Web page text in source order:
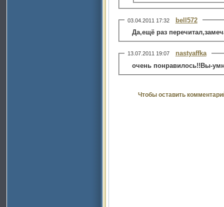
03.04.2011 17:32
bell572
Да,ещё раз
13.07.2011 19:07
nastyaffka
очень понравилось!!Вы-
Чтобы оставить